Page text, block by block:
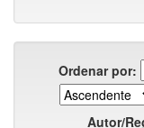
Ordenar por:
Autor/